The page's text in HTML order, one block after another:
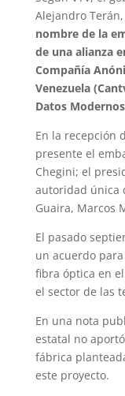
Alejandro
nombre de la
de una alianza
Compañía
Venezuela
Datos
En la recepción
presente el
Chegini; el
autoridad única
Guaira, Marcos
El pasado
un acuerdo
fibra óptica en
el sector de las
En una nota
estatal no
fábrica
este proyecto.